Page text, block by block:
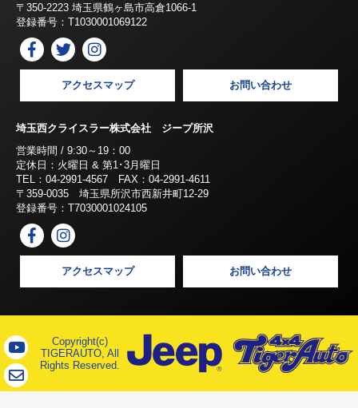
〒350-2223 埼玉県鶴ヶ島市高倉1066-1
登録番号：T1030001069122
アクセスマップ お問い合わせ
埼玉西クライスラー株式会社 ジープ所沢
営業時間 / 9:30～19：00
定休日：火曜日 & 第1･3月曜日
TEL：04-2991-4567 FAX：04-2991-4611
〒359-0035 埼玉県所沢市西新井町12-29
登録番号：T7030001024105
アクセスマップ お問い合わせ
Copyright(c)
TIGERAUTO, All
Rights Reserved.